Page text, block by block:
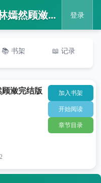
📖 曾为你画地为牢林嫣然顾潋完结版阅读 登录
📚 书架 📖 记录
潋完结版
加入书架
开始阅读
章节目录